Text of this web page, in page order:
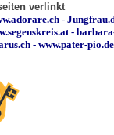
verlinkt
-
-
- www.pater-pio.de